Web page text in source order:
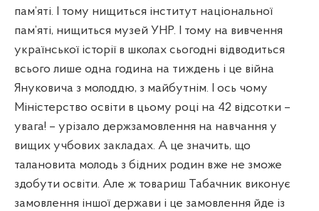
пам’яті. І тому нищиться інститут національної
пам’яті, нищиться музей УНР. І тому на вивчення
української історії в школах сьогодні відводиться
всього лише одна година на тиждень і це війна
Януковича з молоддю, з майбутнім. І ось чому
Міністерство освіти в цьому році на 42 відсотки –
увага! – урізало держзамовлення на навчання у
вищих учбових закладах. А це значить, що
талановита молодь з бідних родин вже не зможе
здобути освіти. Але ж товариш Табачник виконує
замовлення іншої держави і це замовлення йде із